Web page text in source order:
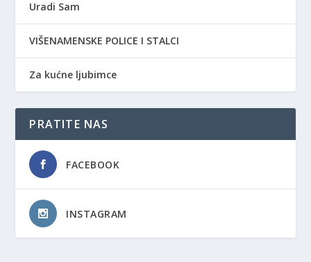
Uradi Sam
VIŠENAMENSKE POLICE I STALCI
Za kućne ljubimce
PRATITE NAS
FACEBOOK
INSTAGRAM